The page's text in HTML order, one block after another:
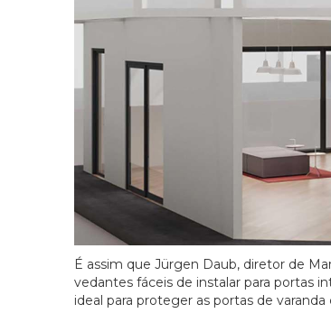
É assim que Jürgen Daub, diretor de
vedantes fáceis de instalar para portas
ideal para proteger as portas de varanda